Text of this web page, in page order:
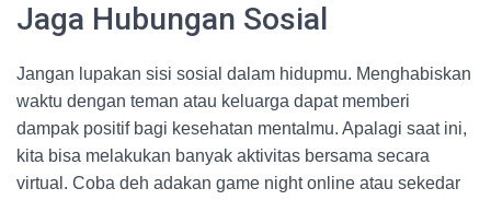
Jaga Hubungan Sosial
Jangan lupakan sisi sosial dalam hidupmu. Menghabiskan
waktu dengan teman atau keluarga dapat memberi
dampak positif bagi kesehatan mentalmu. Apalagi saat ini,
kita bisa melakukan banyak aktivitas bersama secara
virtual. Coba deh adakan game night online atau sekedar